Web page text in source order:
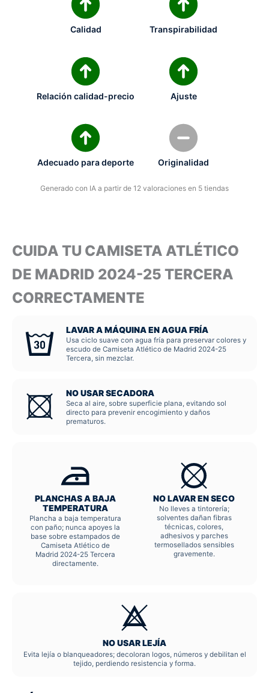
Calidad Transpirabilidad
Relación calidad-precio Ajuste
Adecuado para deporte Originalidad
Generado con IA a partir de 12 valoraciones en 5 tiendas
CUIDA TU CAMISETA ATLÉTICO
DE MADRID 2024-25 TERCERA
CORRECTAMENTE
LAVAR A MÁQUINA EN AGUA FRÍA
Usa ciclo suave con agua fría para preservar colores y
escudo de Camiseta Atlético de Madrid 2024-25
Tercera, sin mezclar.
NO USAR SECADORA
Seca al aire, sobre superficie plana, evitando sol
directo para prevenir encogimiento y daños
prematuros.
PLANCHAS A BAJA
TEMPERATURA
Plancha a baja temperatura
con paño; nunca apoyes la
base sobre estampados de
Camiseta Atlético de
Madrid 2024-25 Tercera
directamente.
NO LAVAR EN SECO
No lleves a tintorería;
solventes dañan fibras
técnicas, colores,
adhesivos y parches
termosellados sensibles
gravemente.
NO USAR LEJÍA
Evita lejía o blanqueadores; decoloran logos, números y debilitan el
tejido, perdiendo resistencia y forma.